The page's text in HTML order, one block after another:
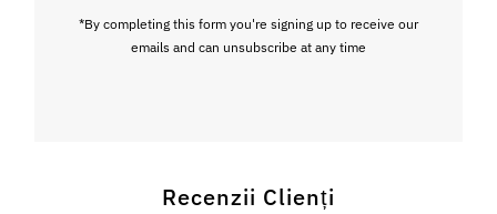
*By completing this form you're signing up to receive our
emails and can unsubscribe at any time
Recenzii Clienți